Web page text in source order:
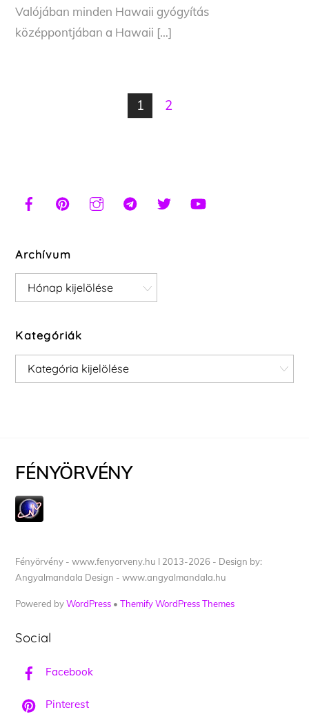
Valójában minden Hawaii gyógyítás
középpontjában a Hawaii […]
1 2
Archívum
Archívum
Kategóriák
Kategóriák
FÉNYÖRVÉNY
Fényörvény - www.fenyorveny.hu I 2013-2026 - Design by:
Angyalmandala Design - www.angyalmandala.hu
Powered byWordPress •Themify WordPress Themes
Social
Facebook
Pinterest